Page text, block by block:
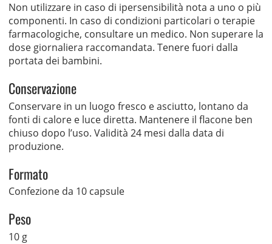
Non utilizzare in caso di ipersensibilità nota a uno o più
componenti. In caso di condizioni particolari o terapie
farmacologiche, consultare un medico. Non superare la
dose giornaliera raccomandata. Tenere fuori dalla
portata dei bambini.
Conservazione
Conservare in un luogo fresco e asciutto, lontano da
fonti di calore e luce diretta. Mantenere il flacone ben
chiuso dopo l’uso. Validità 24 mesi dalla data di
produzione.
Formato
Confezione da 10 capsule
Peso
10 g